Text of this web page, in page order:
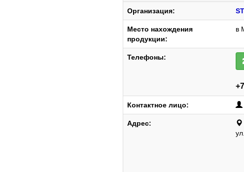
Организация:
Место нахождения
продукции:
в
Телефоны:
Контактное лицо:
Адрес: